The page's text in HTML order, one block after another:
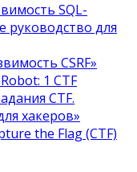
SQL-
руководство для
CSRF»
1 CTF
CTF.
хакеров»
the Flag (CTF)